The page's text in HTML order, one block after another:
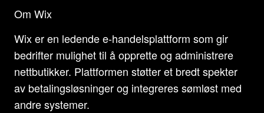
Om Wix
Wix er en ledende e-handelsplattform som gir
bedrifter mulighet til å opprette og administrere
nettbutikker. Plattformen støtter et bredt spekter
av betalingsløsninger og integreres sømløst med
andre systemer.